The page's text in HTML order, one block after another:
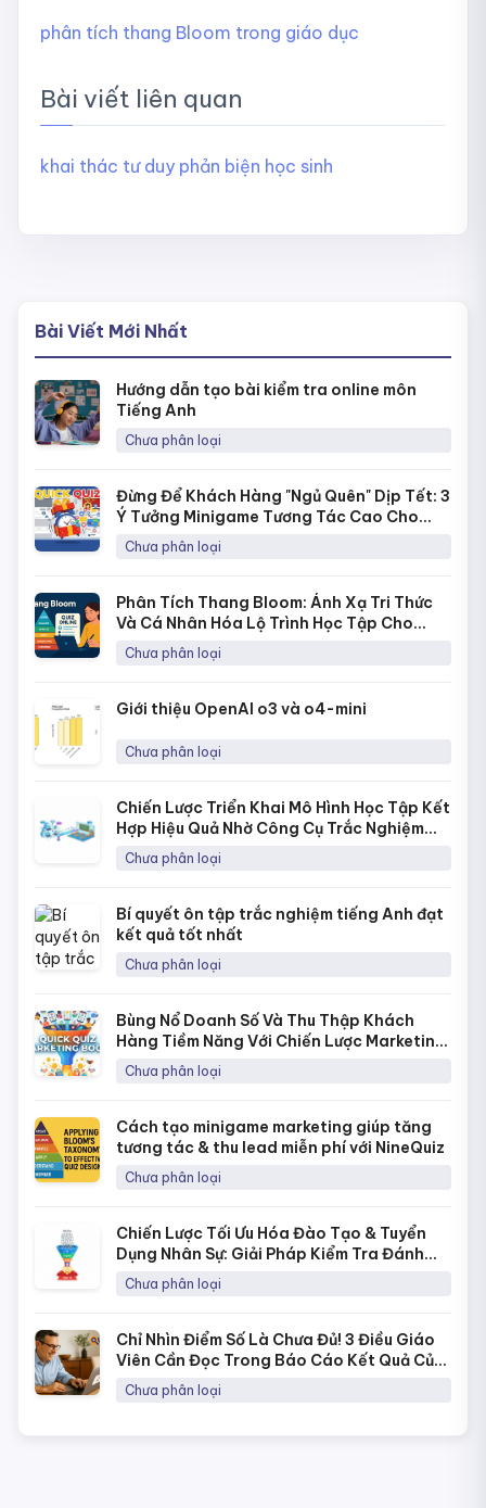
phân tích thang Bloom trong giáo dục
Bài viết liên quan
khai thác tư duy phản biện học sinh
Bài Viết Mới Nhất
Hướng dẫn tạo bài kiểm tra online môn
Tiếng Anh
Chưa phân loại
Đừng Để Khách Hàng "Ngủ Quên" Dịp Tết: 3
Ý Tưởng Minigame Tương Tác Cao Cho
Fanpage Với Quick Quiz
Chưa phân loại
Phân Tích Thang Bloom: Ánh Xạ Tri Thức
Và Cá Nhân Hóa Lộ Trình Học Tập Cho
Từng Học Sinh
Chưa phân loại
Giới thiệu OpenAI o3 và o4-mini
Chưa phân loại
Chiến Lược Triển Khai Mô Hình Học Tập Kết
Hợp Hiệu Quả Nhờ Công Cụ Trắc Nghiệm
Online
Chưa phân loại
Bí quyết ôn tập trắc nghiệm tiếng Anh đạt
kết quả tốt nhất
Chưa phân loại
Bùng Nổ Doanh Số Và Thu Thập Khách
Hàng Tiềm Năng Với Chiến Lược Marketing
Bằng Quick Quiz
Chưa phân loại
Cách tạo minigame marketing giúp tăng
tương tác & thu lead miễn phí với NineQuiz
Chưa phân loại
Chiến Lược Tối Ưu Hóa Đào Tạo & Tuyển
Dụng Nhân Sự: Giải Pháp Kiểm Tra Đánh
Giá Năng Lực Thời 4.0
Chưa phân loại
Chỉ Nhìn Điểm Số Là Chưa Đủ! 3 Điều Giáo
Viên Cần Đọc Trong Báo Cáo Kết Quả Của
NineQuiz Để Hiểu Học Sinh Hơn
Chưa phân loại